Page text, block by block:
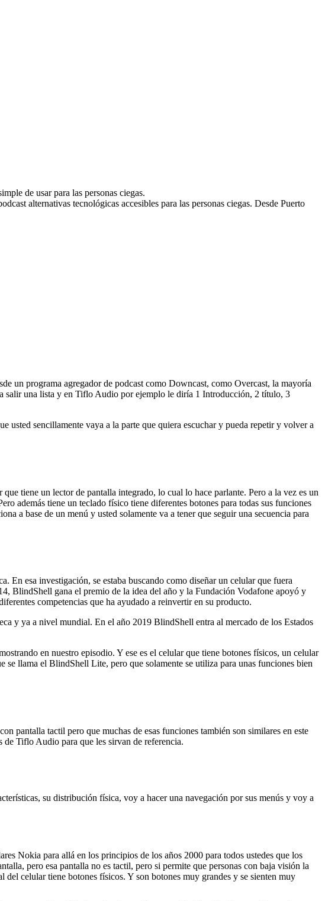
de usar para las personas ciegas.
alternativas tecnológicas accesibles para las personas ciegas. Desde Puerto
un programa agregador de podcast como Downcast, como Overcast, la mayoría
salir una lista y en Tiflo Audio por ejemplo le diría 1 Introducción, 2 título, 3
usted sencillamente vaya a la parte que quiera escuchar y pueda repetir y volver a
tiene un lector de pantalla integrado, lo cual lo hace parlante. Pero a la vez es un
además tiene un teclado físico tiene diferentes botones para todas sus funciones
a base de un menú y usted solamente va a tener que seguir una secuencia para
En esa investigación, se estaba buscando como diseñar un celular que fuera
BlindShell gana el premio de la idea del año y la Fundación Vodafone apoyó y
competencias que ha ayudado a reinvertir en su producto.
y ya a nivel mundial. En el año 2019 BlindShell entra al mercado de los Estados
en nuestro episodio. Y ese es el celular que tiene botones físicos, un celular
llama el BlindShell Lite, pero que solamente se utiliza para unas funciones bien
pantalla tactil pero que muchas de esas funciones también son similares en este
de Tiflo Audio para que les sirvan de referencia.
su distribución física, voy a hacer una navegación por sus menús y voy a
Nokia para allá en los principios de los años 2000 para todos ustedes que los
pero esa pantalla no es tactil, pero si permite que personas con baja visión la
del celular tiene botones físicos. Y son botones muy grandes y se sienten muy